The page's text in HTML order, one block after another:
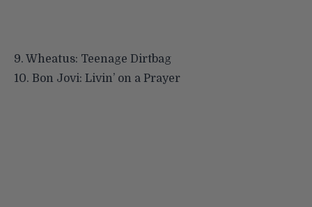
9. Wheatus: Teenage Dirtbag
10. Bon Jovi: Livin’ on a Prayer